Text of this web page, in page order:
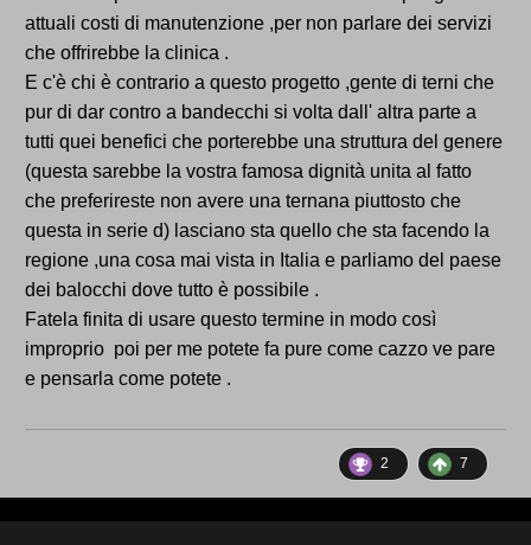
attuali costi di manutenzione ,per non parlare dei servizi
che offrirebbe la clinica .
E c'è chi è contrario a questo progetto ,gente di terni che
pur di dar contro a bandecchi si volta dall' altra parte a
tutti quei benefici che porterebbe una struttura del genere
(questa sarebbe la vostra famosa dignità unita al fatto
che preferireste non avere una ternana piuttosto che
questa in serie d) lasciano sta quello che sta facendo la
regione ,una cosa mai vista in Italia e parliamo del paese
dei balocchi dove tutto è possibile .
Fatela finita di usare questo termine in modo così
improprio poi per me potete fa pure come cazzo ve pare
e pensarla come potete .
2 7